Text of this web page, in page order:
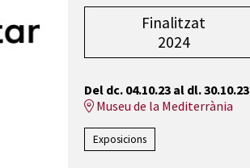
Finalitzat
2024
Del dc. 04.10.23al dl. 30.10.23
Museu de la Mediterrània
Exposicions